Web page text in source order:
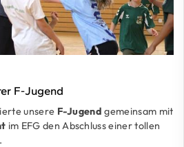
F-Jugend
unsere F-Jugend gemeinsam mit
im EFG den Abschluss einer tollen